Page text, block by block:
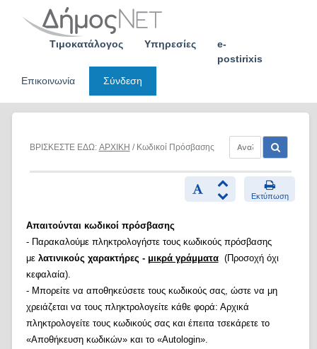
Τιμοκατάλογος Υπηρεσίες
e-
postirixis
Επικοινωνία
Σύνδεση
ΒΡΙΣΚΕΣΤΕ ΕΔΩ: ΑΡΧΙΚΗ / Κωδικοί Πρόσβασης
Εκτύπωση
Απαιτούνται κωδικοί πρόσβασης
- Παρακαλούμε πληκτρολογήστε τους κωδικούς πρόσβασης
με λατινικούς χαρακτήρες - μικρά γράμματα(Προσοχή όχι
κεφαλαία).
- Μπορείτε να αποθηκεύσετε τους κωδικούς σας, ώστε να μη
χρειάζεται να τους πληκτρολογείτε κάθε φορά: Αρχικά
πληκτρολογείτε τους κωδικούς σας και έπειτα τσεκάρετε το
«Αποθήκευση κωδικών» και το «Autologin».